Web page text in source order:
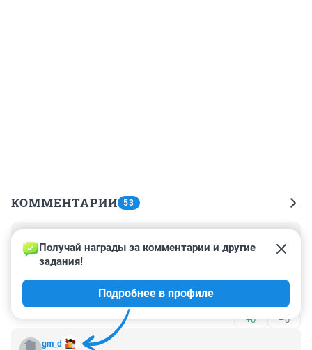
КОММЕНТАРИИ 53
27 марта 2017, 11:04
А вот про наш дом в статье ничего не сказано.
Кировский р-н, Ул. Сибиряков-гвардейцев 25, 1-й
У нас тоже вырвали домофон.
И до сих пор ничего не восстановлено, хотя в статье
сказано, что все домофоны восстановлены.
+0 –0
gm_d
Получай награды за комментарии и другие
задания!
Подробнее в профиле